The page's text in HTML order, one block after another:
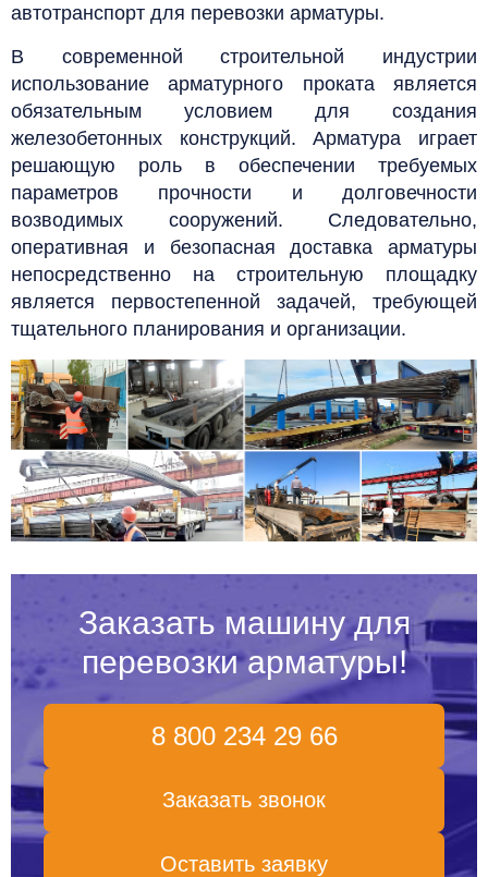
автотранспорт для перевозки арматуры.
В современной строительной индустрии
использование арматурного проката является
обязательным условием для создания
железобетонных конструкций. Арматура играет
решающую роль в обеспечении требуемых
параметров прочности и долговечности
возводимых сооружений. Следовательно,
оперативная и безопасная доставка арматуры
непосредственно на строительную площадку
является первостепенной задачей, требующей
тщательного планирования и организации.
Заказать машину для
перевозки арматуры!
8 800 234 29 66
Заказать звонок
Оставить заявку